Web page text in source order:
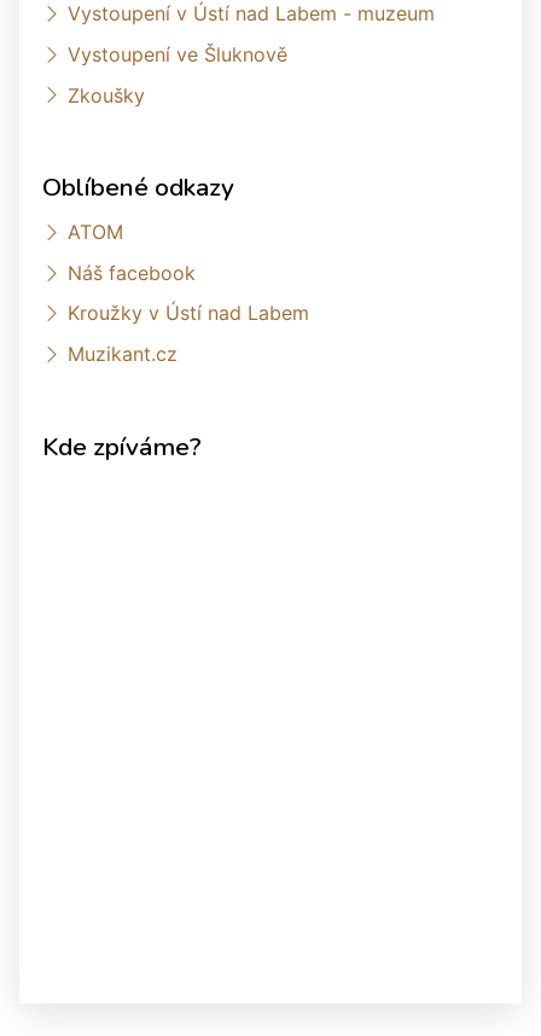
Vystoupení v Ústí nad Labem - muzeum
Vystoupení ve Šluknově
Zkoušky
Oblíbené odkazy
ATOM
Náš facebook
Kroužky v Ústí nad Labem
Muzikant.cz
Kde zpíváme?